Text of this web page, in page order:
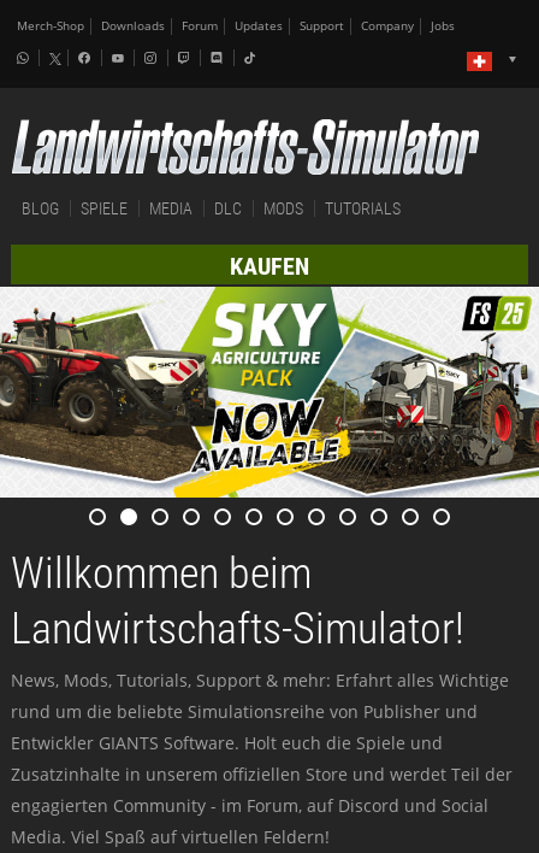
Merch-Shop Downloads Forum Updates Support Company Jobs
BLOG SPIELE MEDIA DLC MODS TUTORIALS
KAUFEN
Willkommen beim
Landwirtschafts-Simulator!
News, Mods, Tutorials, Support & mehr: Erfahrt alles Wichtige
rund um die beliebte Simulationsreihe von Publisher und
Entwickler GIANTS Software. Holt euch die Spiele und
Zusatzinhalte in unserem offiziellen Store und werdet Teil der
engagierten Community - im Forum, auf Discord und Social
Media. Viel Spaß auf virtuellen Feldern!